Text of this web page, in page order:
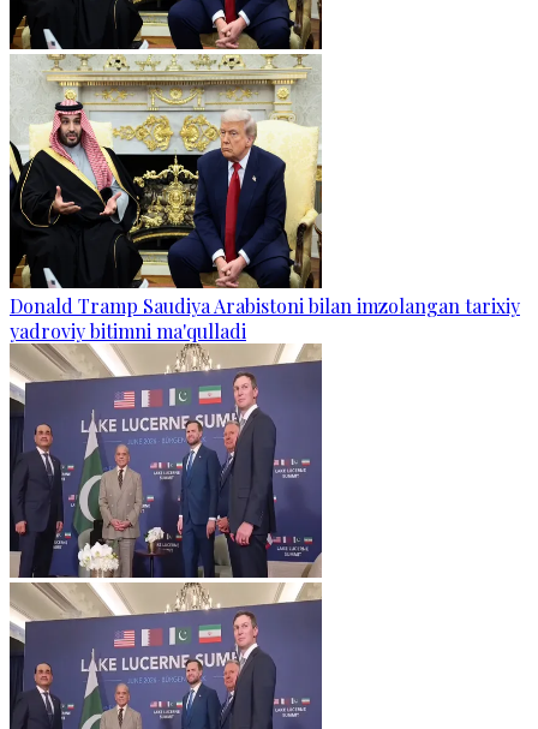
Donald Tramp Saudiya Arabistoni bilan imzolangan tarixiy
yadroviy bitimni ma'qulladi